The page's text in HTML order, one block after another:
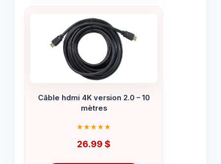
Câble hdmi 4K version 2.0 – 10
mètres
26.99 $